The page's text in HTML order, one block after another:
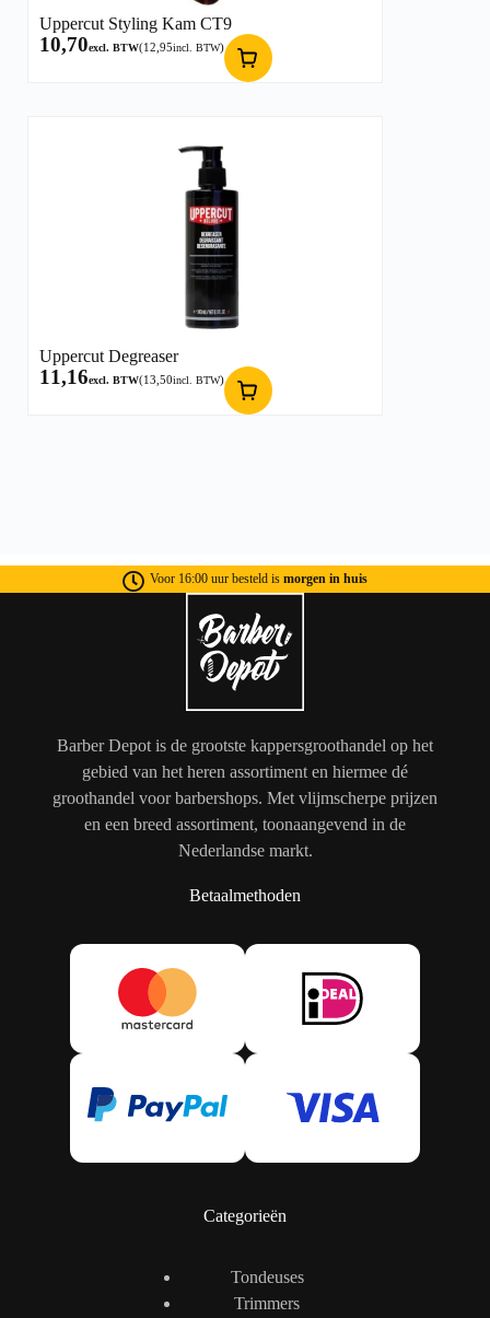
Uppercut Styling Kam CT9
10,70excl. BTW(12,95incl. BTW)
Uppercut Degreaser
11,16excl. BTW(13,50incl. BTW)
Voor 16:00 uur besteld is morgen in huis
Barber Depot is de grootste kappersgroothandel op het
gebied van het heren assortiment en hiermee dé
groothandel voor barbershops. Met vlijmscherpe prijzen
en een breed assortiment, toonaangevend in de
Nederlandse markt.
Betaalmethoden
Categorieën
Tondeuses
Trimmers